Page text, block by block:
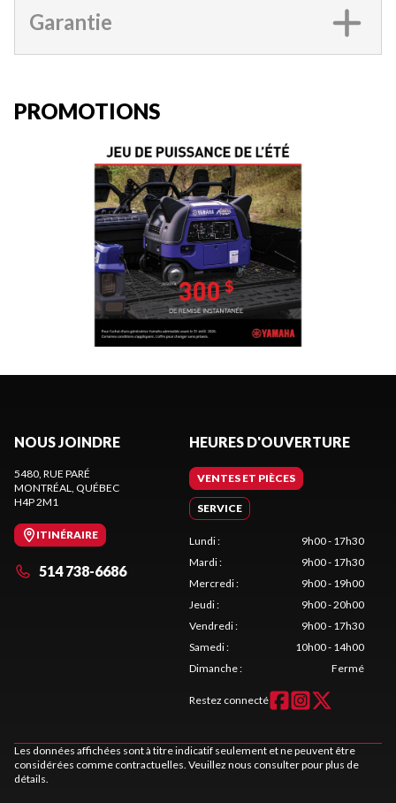
Garantie
PROMOTIONS
NOUS JOINDRE
5480, RUE PARÉ
MONTRÉAL, QUÉBEC
H4P 2M1
ITINÉRAIRE
514 738-6686
HEURES D'OUVERTURE
VENTES ET PIÈCES
SERVICE
Lundi:
9h00 - 17h30
Mardi:
9h00 - 17h30
Mercredi:
9h00 - 19h00
Jeudi:
9h00 - 20h00
Vendredi:
9h00 - 17h30
Samedi:
10h00 - 14h00
Dimanche: Fermé
Restez connecté
Les données affichées sont à titre indicatif seulement et ne peuvent être
considérées comme contractuelles. Veuillez nous consulter pour plus de
détails.